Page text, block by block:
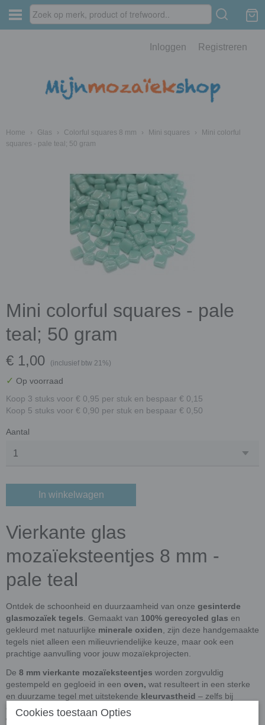
Inloggen Registreren
Home › Glas › Colorful squares 8 mm › Mini squares ›
Mini colorful
squares - pale teal; 50 gram
Mini colorful squares - pale
teal; 50 gram
€ 1,00 (inclusief btw 21%)
✓ Op voorraad
Koop 3 stuks voor € 0,95 per stuk en bespaar € 0,15
Koop 5 stuks voor € 0,90 per stuk en bespaar € 0,50
Aantal
In winkelwagen
Vierkante glas
mozaïeksteentjes 8 mm -
pale teal
Ontdek de schoonheid en duurzaamheid van onze gesinterde
glasmozaïek tegels . Gemaakt van 100% gerecycled glas en
gekleurd met natuurlijke minerale oxiden , zijn deze handgemaakte
tegels niet alleen een milieuvriendelijke keuze, maar ook een
prachtige aanvulling voor jouw mozaïekprojecten.
De 8 mm vierkante mozaïeksteentjes worden zorgvuldig
gestempeld en gegloeid in een oven, wat resulteert in een sterke
en duurzame tegel met uitstekende kleurvastheid – zelfs bij
extreme weersomstandigheden. Ze zijn
waardoor ze perfect zijn voor zowel binnen- als
Cookies toestaan Opties